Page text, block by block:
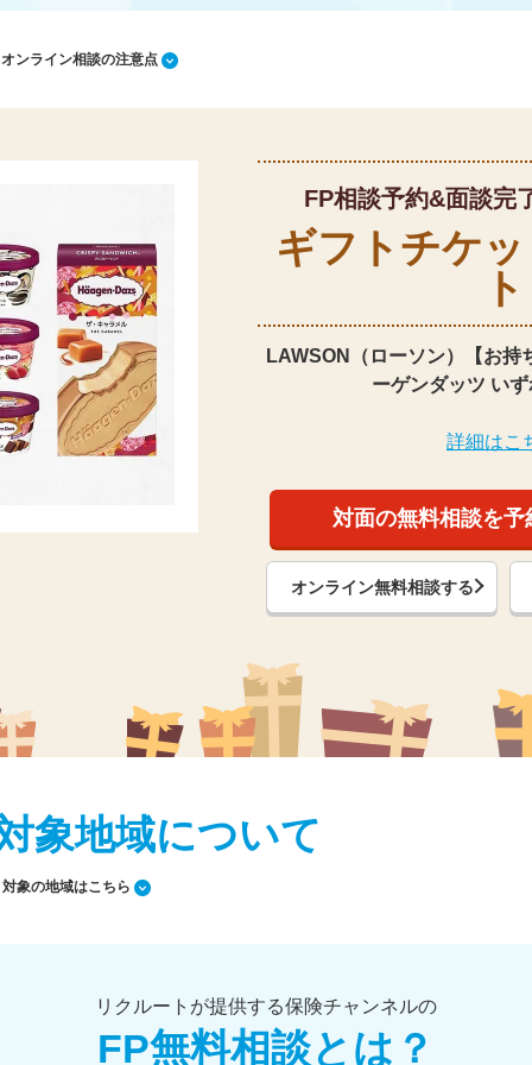
ンライン相談の注意点
FP相談予約&面談完
ギフトチケ
ト
LAWSON（ローソン）【お持
ーゲンダッツ い
詳細はこ
対面の無料相談を
オンライン無料相談する
象地域について
対象の地域はこちら
リクルートが提供する保険チャンネルの
FP無料相談とは？